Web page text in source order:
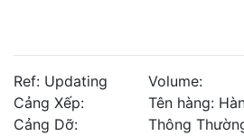
Ref: Updating
Cảng Xếp:
Cảng Dỡ:
Volume:
Tên hàng:
Thông